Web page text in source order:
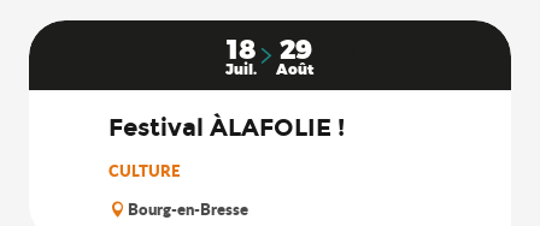
18
Juil.
29
Août
Festival ÀLAFOLIE !
CULTURE
Bourg-en-Bresse